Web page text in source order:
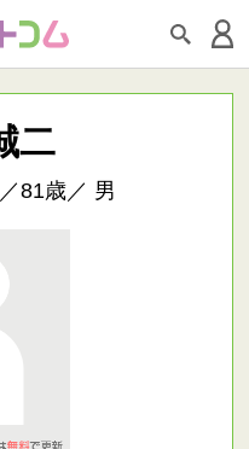
二
81歳／ 男